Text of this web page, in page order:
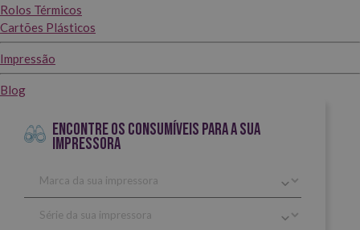
Rolos Térmicos
Cartões Plásticos
Impressão
Blog
ENCONTRE OS CONSUMÍVEIS PARA A SUA
IMPRESSORA